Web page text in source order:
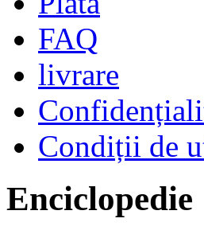
FAQ
livrare
Condiții de
Enciclopedie